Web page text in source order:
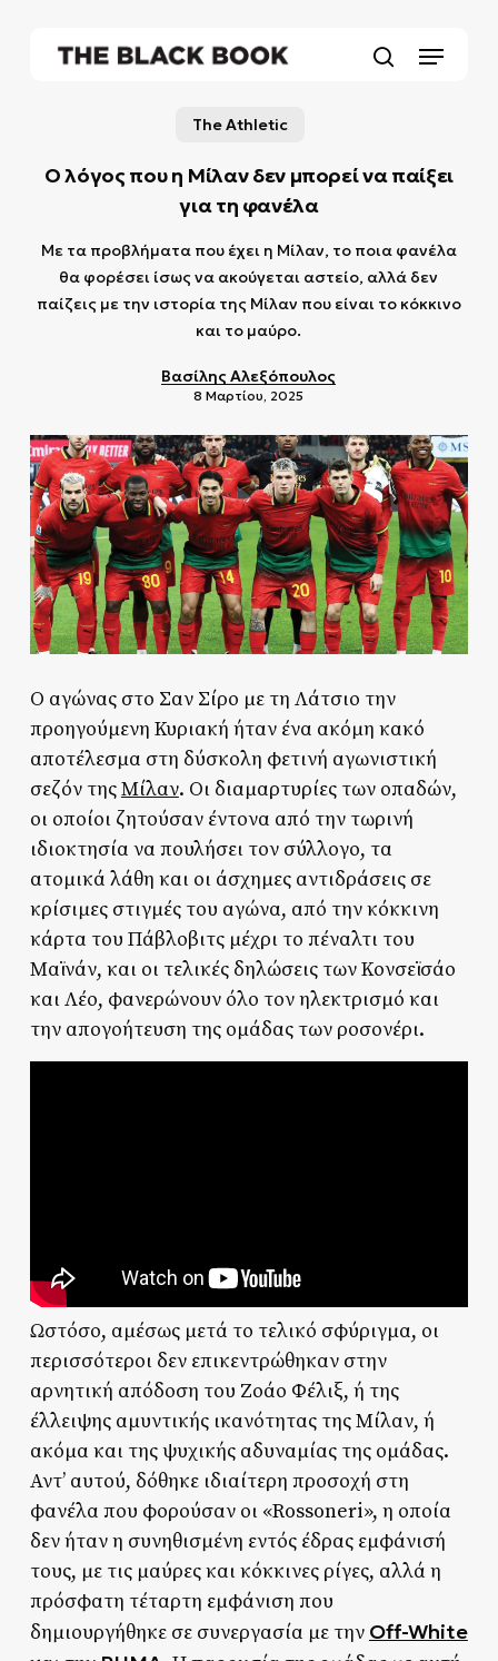
Menu
The Athletic
Ο λόγος που η Μίλαν δεν μπορεί να παίξει
για τη φανέλα
Με τα προβλήματα που έχει η Μίλαν, το ποια φανέλα
θα φορέσει ίσως να ακούγεται αστείο, αλλά δεν
παίζεις με την ιστορία της Μίλαν που είναι το κόκκινο
και το μαύρο.
Βασίλης Αλεξόπουλος
8 Μαρτίου, 2025
Ο αγώνας στο Σαν Σίρο με τη Λάτσιο την
προηγούμενη Κυριακή ήταν ένα ακόμη κακό
αποτέλεσμα στη δύσκολη φετινή αγωνιστική
σεζόν τηςΜίλαν. Οι διαμαρτυρίες των οπαδών,
οι οποίοι ζητούσαν έντονα από την τωρινή
ιδιοκτησία να πουλήσει τον σύλλογο, τα
ατομικά λάθη και οι άσχημες αντιδράσεις σε
κρίσιμες στιγμές του αγώνα, από την κόκκινη
κάρτα του Πάβλοβιτς μέχρι το πέναλτι του
Μαϊνάν, και οι τελικές δηλώσεις των Κονσεϊσάο
και Λέο, φανερώνουν όλο τον ηλεκτρισμό και
την απογοήτευση της ομάδας των ροσονέρι.
Ωστόσο, αμέσως μετά το τελικό σφύριγμα, οι
περισσότεροι δεν επικεντρώθηκαν στην
αρνητική απόδοση του Ζοάο Φέλιξ, ή της
έλλειψης αμυντικής ικανότητας της Μίλαν, ή
ακόμα και της ψυχικής αδυναμίας της ομάδας.
Αντ’ αυτού, δόθηκε ιδιαίτερη προσοχή στη
φανέλα που φορούσαν οι «Rossoneri», η οποία
δεν ήταν η συνηθισμένη εντός έδρας εμφάνισή
τους, με τις μαύρες και κόκκινες ρίγες, αλλά η
πρόσφατη τέταρτη εμφάνιση που
δημιουργήθηκε σε συνεργασία με την Off-White